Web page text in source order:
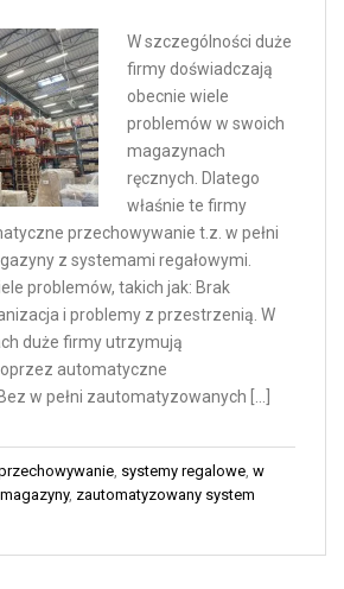
W szczególności duże
firmy doświadczają
obecnie wiele
problemów w swoich
magazynach
ręcznych. Dlatego
właśnie te firmy
przechowywanie t.z. w pełni
z systemami regałowymi.
problemów, takich jak: Brak
i problemy z przestrzenią. W
duże firmy utrzymują
automatyczne
w pełni zautomatyzowanych […]
, systemy regalowe, w
, zautomatyzowany system